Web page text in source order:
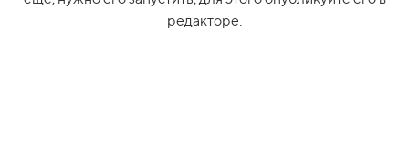
редакторе.